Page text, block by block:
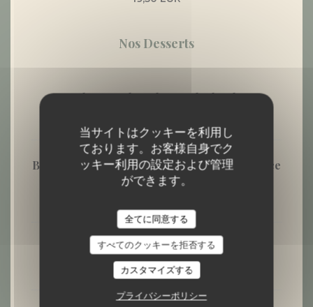
当サイトはクッキーを利用し
ております。お客様自身でク
ッキー利用の設定および管理
ができます。
全てに同意する
すべてのクッキーを拒否する
カスタマイズする
プライバシーポリシー
Nos Desserts
Fondant au Chocolat, Boule de Glace
Brioche Perdue, Fruits Frais et Boule de Glace
des Alpes
Frozen Yogurt (Yahourt Glacé) du Moment
8,50 EUR